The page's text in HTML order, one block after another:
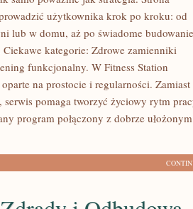
użytkownika krok po kroku: od
lub w domu, aż po świadome budowanie
Ciekawe kategorie: Zdrowe zamienniki
funkcjonalny. W Fitness Station
na prostocie i regularności. Zamiast
pomaga tworzyć życiowy rytm
program połączony z dobrze ułożonym